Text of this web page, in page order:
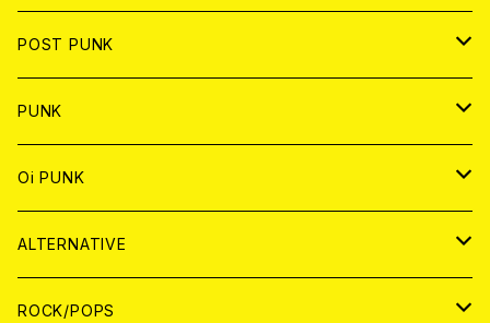
DIGITAL CONTENTS
ANALOG
JAPAN
CD
ANALOG
WORLD
CD
ANALOG
POST PUNK
CD
JAPAN
WORLD
ANALOG
JAPAN
WORLD
PUNK
JAPAN
CD
ANALOG
WORLD
CD
Oi PUNK
JAPAN
CD
WOLRD
ALTERNATIVE
JAPAN
ROCK/POPS